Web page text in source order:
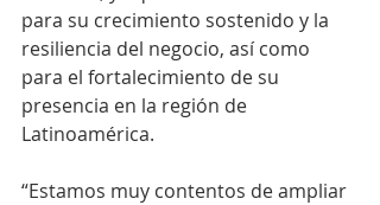
para su crecimiento sostenido y la
resiliencia del negocio, así como
para el fortalecimiento de su
presencia en la región de
Latinoamérica.
“Estamos muy contentos de ampliar